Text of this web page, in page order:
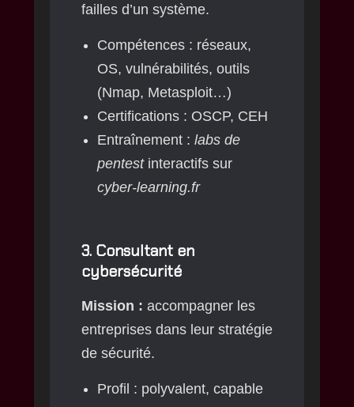
failles d’un système.
Compétences : réseaux,
OS, vulnérabilités, outils
(Nmap, Metasploit…)
Certifications : OSCP, CEH
Entraînement : labs de
pentestinteractifs sur
cyber-learning.fr
3. Consultant en
cybersécurité
Mission : accompagner les
entreprises dans leur stratégie
de sécurité.
Profil : polyvalent, capable